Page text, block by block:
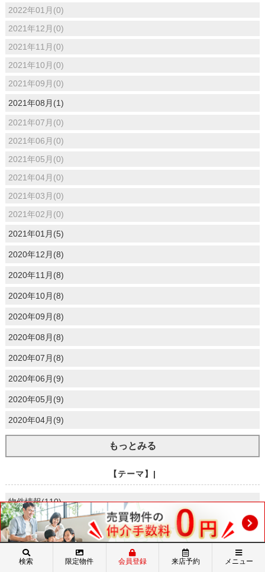
2022年01月(0)
2021年12月(0)
2021年11月(0)
2021年10月(0)
2021年09月(0)
2021年08月(1)
2021年07月(0)
2021年06月(0)
2021年05月(0)
2021年04月(0)
2021年03月(0)
2021年02月(0)
2021年01月(5)
2020年12月(8)
2020年11月(8)
2020年10月(8)
2020年09月(8)
2020年08月(8)
2020年07月(8)
2020年06月(9)
2020年05月(9)
2020年04月(9)
もっとみる
【テーマ】|
物件情報(110)
日常(9)
お役立ち情報(108)
検索 限定物件 会員登録 来店予約 メニュー